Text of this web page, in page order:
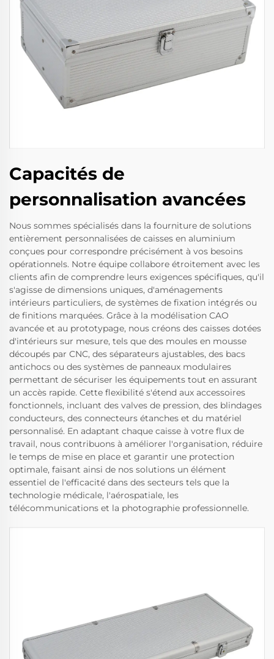
Capacités de
personnalisation avancées
Nous sommes spécialisés dans la fourniture de solutions
entièrement personnalisées de caisses en aluminium
conçues pour correspondre précisément à vos besoins
opérationnels. Notre équipe collabore étroitement avec les
clients afin de comprendre leurs exigences spécifiques, qu'il
s'agisse de dimensions uniques, d'aménagements
intérieurs particuliers, de systèmes de fixation intégrés ou
de finitions marquées. Grâce à la modélisation CAO
avancée et au prototypage, nous créons des caisses dotées
d'intérieurs sur mesure, tels que des moules en mousse
découpés par CNC, des séparateurs ajustables, des bacs
antichocs ou des systèmes de panneaux modulaires
permettant de sécuriser les équipements tout en assurant
un accès rapide. Cette flexibilité s'étend aux accessoires
fonctionnels, incluant des valves de pression, des blindages
conducteurs, des connecteurs étanches et du matériel
personnalisé. En adaptant chaque caisse à votre flux de
travail, nous contribuons à améliorer l'organisation, réduire
le temps de mise en place et garantir une protection
optimale, faisant ainsi de nos solutions un élément
essentiel de l'efficacité dans des secteurs tels que la
technologie médicale, l'aérospatiale, les
télécommunications et la photographie professionnelle.